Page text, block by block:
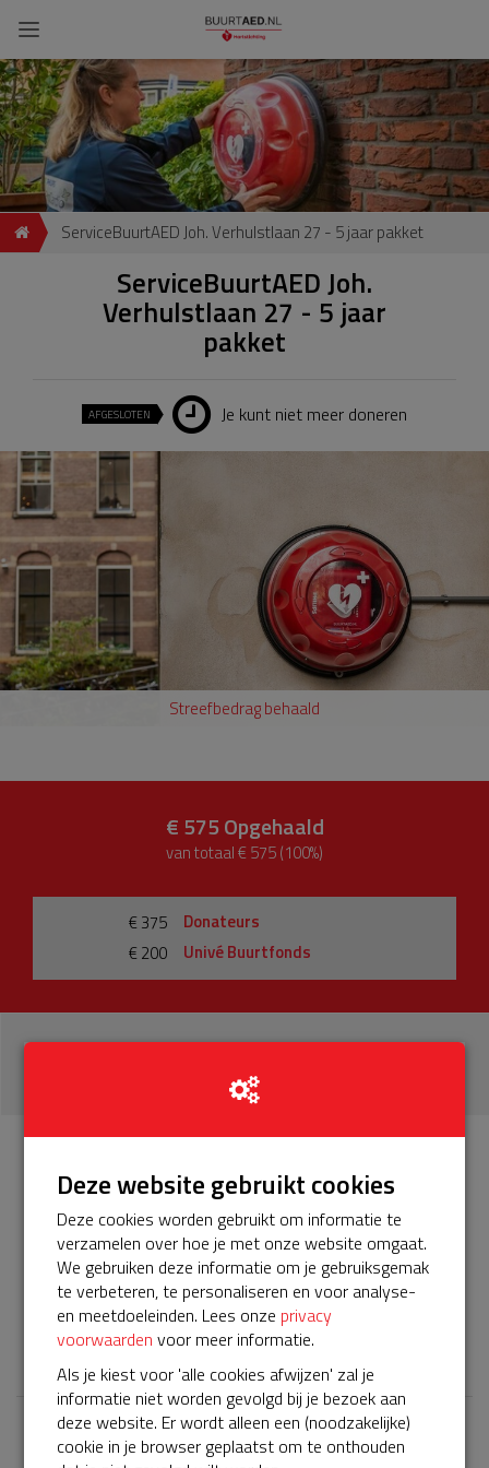
ServiceBuurtAED Joh. Verhulstlaan 27 - 5 jaar pakket
ServiceBuurtAED Joh.
Verhulstlaan 27 - 5 jaar
pakket
AFGESLOTEN Je kunt niet meer doneren
Streefbedrag behaald
€ 575Opgehaald
van totaal € 575 (100%)
€ 375
Donateurs
€ 200
Univé Buurtfonds
16
donaties
Info Donateurs 16
Het servicepakket van onze BuurtAED verloopt bijna en
moet worden verlengd, zodat onze AED gebruiksklaar
blijft. Help je mee? Doneer voor ons servicepakket!
𝕏
Laatste donaties
Deze website gebruikt cookies
Deze cookies worden gebruikt om informatie te
verzamelen over hoe je met onze website omgaat.
We gebruiken deze informatie om je gebruiksgemak
te verbeteren, te personaliseren en voor analyse-
en meetdoeleinden. Lees onze privacy
voorwaarden voor meer informatie.
Als je kiest voor 'alle cookies afwijzen' zal je
informatie niet worden gevolgd bij je bezoek aan
deze website. Er wordt alleen een (noodzakelijke)
cookie in je browser geplaatst om te onthouden